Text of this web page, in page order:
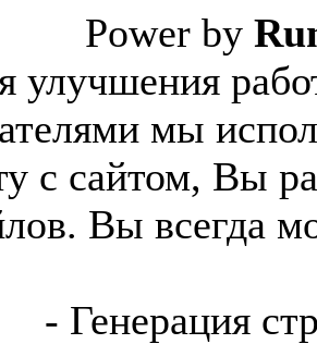
Power by
улучшения
мы
с сайтом, Вы
Вы всегда
- Генерация